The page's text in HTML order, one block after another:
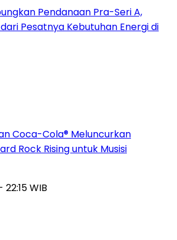
Pendanaan Pra-Seri A,
Pesatnya Kebutuhan Energi di
Coca-Cola® Meluncurkan
Rock Rising untuk Musisi
WIB